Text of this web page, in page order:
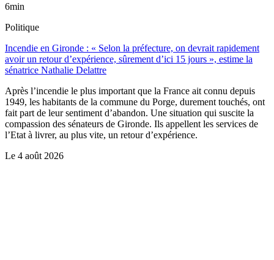
6min
Politique
Incendie en Gironde : « Selon la préfecture, on devrait rapidement
avoir un retour d’expérience, sûrement d’ici 15 jours », estime la
sénatrice Nathalie Delattre
Après l’incendie le plus important que la France ait connu depuis
1949, les habitants de la commune du Porge, durement touchés, ont
fait part de leur sentiment d’abandon. Une situation qui suscite la
compassion des sénateurs de Gironde. Ils appellent les services de
l’Etat à livrer, au plus vite, un retour d’expérience.
Le 4 août 2026